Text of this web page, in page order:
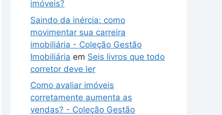
imóveis?
Saindo da inércia: como
movimentar sua carreira
imobiliária - Coleção Gestão
Imobiliária em Seis livros que todo
corretor deve ler
Como avaliar imóveis
corretamente aumenta as
vendas? - Coleção Gestão